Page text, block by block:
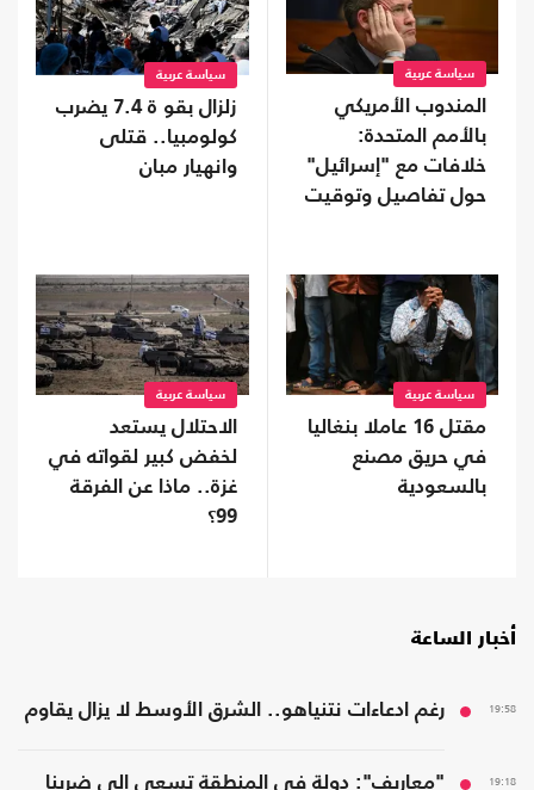
سياسة عربية
المندوب الأمريكي
بالأمم المتحدة:
خلافات مع "إسرائيل"
حول تفاصيل وتوقيت
سياسة عربية
زلزال بقو ة 7.4 يضرب
كولومبيا.. قتلى
وانهيار مبان
سياسة عربية
مقتل 16 عاملا بنغاليا
في حريق مصنع
بالسعودية
سياسة عربية
الاحتلال يستعد
لخفض كبير لقواته في
غزة.. ماذا عن الفرقة
99؟
أخبار الساعة
19:58 رغم ادعاءات نتنياهو.. الشرق الأوسط لا يزال يقاوم
19:18 "معاريف": دولة في المنطقة تسعى إلى ضربنا